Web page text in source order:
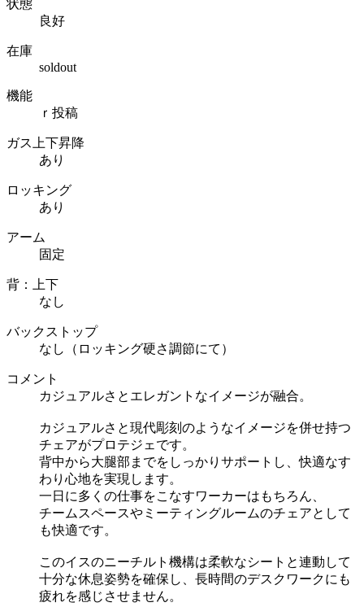
状態
良好
在庫
soldout
機能
ｒ投稿
ガス上下昇降
あり
ロッキング
あり
アーム
固定
背：上下
なし
バックストップ
なし（ロッキング硬さ調節にて）
コメント
カジュアルさとエレガントなイメージが融合。
カジュアルさと現代彫刻のようなイメージを併せ持つ
チェアがプロテジェです。
背中から大腿部までをしっかりサポートし、快適なす
わり心地を実現します。
一日に多くの仕事をこなすワーカーはもちろん、
チームスペースやミーティングルームのチェアとして
も快適です。
このイスのニーチルト機構は柔軟なシートと連動して
十分な休息姿勢を確保し、長時間のデスクワークにも
疲れを感じさせません。